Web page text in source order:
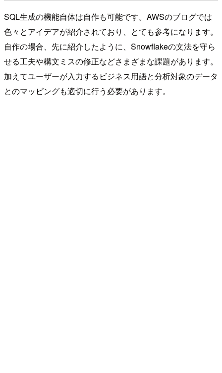
SQL生成の機能自体は自作も可能です。AWSのブログでは
色々とアイデアが紹介されており、とても参考になります。
自作の場合、先に紹介したように、Snowflakeの文法を守ら
せる工夫や構文ミスの修正などさまざまな課題があります。
加えてユーザーが入力するビジネス用語と分析対象のデータ
とのマッピングも適切に行う必要があります。